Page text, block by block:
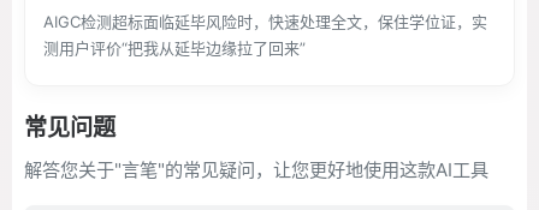
AIGC检测超标面临延毕风险时，快速处理全文，保住学位证，实
测用户评价“把我从延毕边缘拉了回来”
常见问题
解答您关于"言笔"的常见疑问，让您更好地使用这款AI工具